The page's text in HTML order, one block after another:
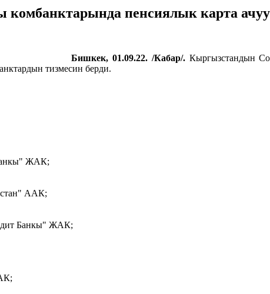
пенсиялык карта
Бишкек, 01.09.22. /Кабар/. Кыргызстандын
тизмесин берди.
ЖАК;
ААК;
Банкы" ЖАК;